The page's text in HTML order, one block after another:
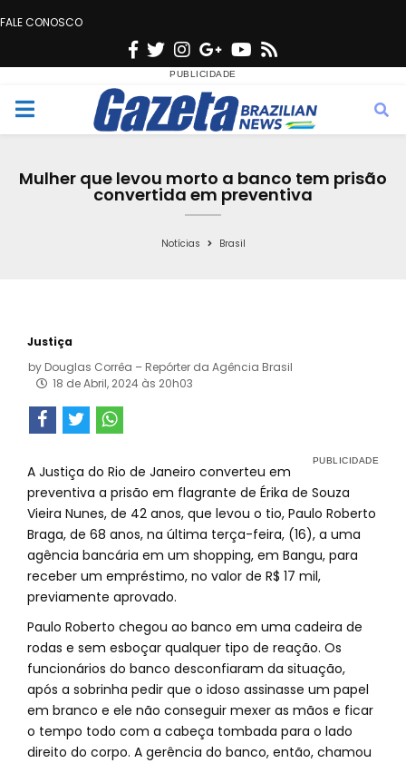
FALE CONOSCO
F
c
e
o
T
w
i
t
e
n
s
t
g
r
a
G
o
o
g
e
Y
u
t
b
s
M
Mulher que levou morto a banco tem prisão
convertida em preventiva
Notícias Brasil
Justiça
by Douglas Corrêa – Repórter da Agência Brasil
18 de Abril, 2024 às 20h03
A Justiça do Rio de Janeiro converteu em
preventiva a prisão em flagrante de Érika de Souza
Vieira Nunes, de 42 anos, que levou o tio, Paulo Roberto
Braga, de 68 anos, na última terça-feira, (16), a uma
agência bancária em um shopping, em Bangu, para
receber um empréstimo, no valor de R$ 17 mil,
previamente aprovado.
Paulo Roberto chegou ao banco em uma cadeira de
rodas e sem esboçar qualquer tipo de reação. Os
funcionários do banco desconfiaram da situação,
após a sobrinha pedir que o idoso assinasse um papel
em branco e ele não conseguir mexer as mãos e ficar
o tempo todo com a cabeça tombada para o lado
direito do corpo. A gerência do banco, então, chamou